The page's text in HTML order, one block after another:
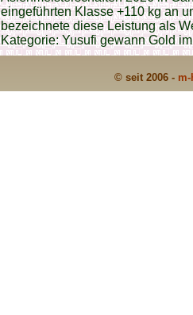
eingeführten Klasse +110 kg an
bezeichnete diese Leistung als
Kategorie: Yusufi gewann Gold
© seit 2006 -